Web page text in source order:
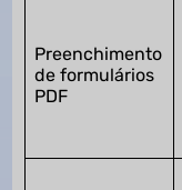
Preenchimento
de formulários
PDF